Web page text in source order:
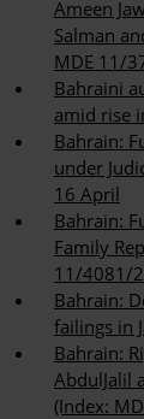
Ameen
Salman
MDE 11/
Bahraini
amid rise
Bahrain:
under
16 April
Bahrain:
Family
11/4081/
Bahrain:
failings in
Bahrain:
AbdulJalil
(Index: